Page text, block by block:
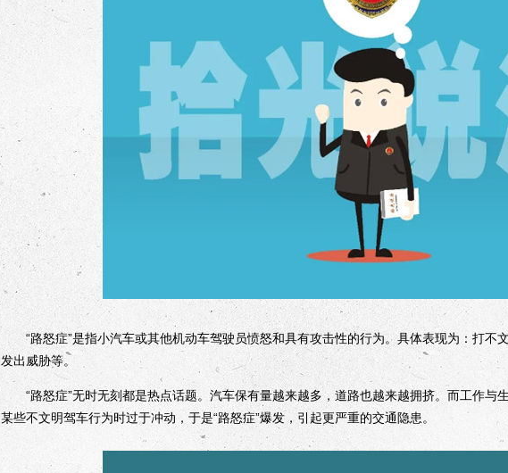
“路怒症”是指小汽车或其他机动车驾驶员愤怒和具有攻击性的行为。具体表现为：打不
发出威胁等。
“路怒症”无时无刻都是热点话题。汽车保有量越来越多，道路也越来越拥挤。而工作与
某些不文明驾车行为时过于冲动，于是“路怒症”爆发，引起更严重的交通隐患。